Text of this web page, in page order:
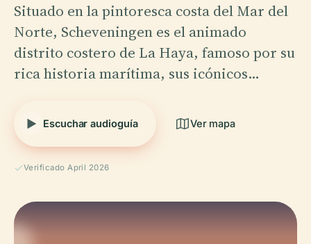
Situado en la pintoresca costa del Mar del
Norte, Scheveningen es el animado
distrito costero de La Haya, famoso por su
rica historia marítima, sus icónicos…
Escuchar audioguía Ver mapa
Verificado April 2026